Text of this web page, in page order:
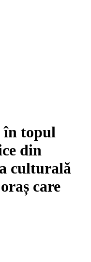
în topul
din
culturală
care